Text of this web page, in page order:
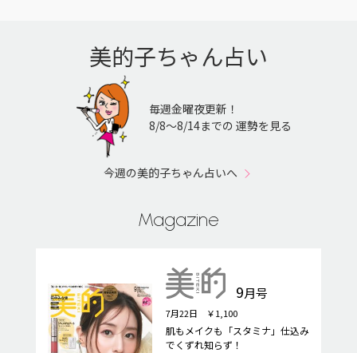
美的子ちゃん占い
毎週金曜夜更新！
8/8〜8/14までの 運勢を見る
今週の美的子ちゃん占いへ
Magazine
9月号
7月22日 ￥1,100
肌もメイクも「スタミナ」仕込み
でくずれ知らず！